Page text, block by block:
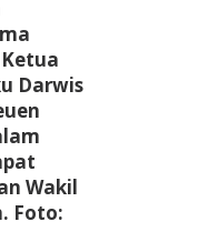
Darwis
Wakil
Foto: